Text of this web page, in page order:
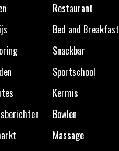
Restaurant
Bed and Breakfast
Snackbar
Sportschool
Kermis
Bowlen
Massage